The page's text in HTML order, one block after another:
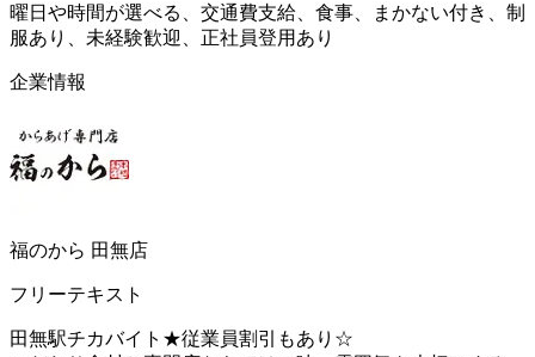
曜日や時間が選べる、交通費支給、食事、まかない付き、制
服あり、未経験歓迎、正社員登用あり
企業情報
福のから 田無店
フリーテキスト
田無駅チカバイト★従業員割引もあり☆